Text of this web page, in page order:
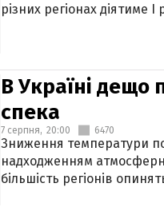
різних регіонах діятиме
В Україні дещо
спека
7 серпня, 20:00 6470
Зниження температури
надходженням
більшість регіонів